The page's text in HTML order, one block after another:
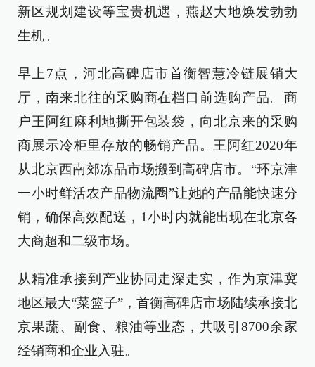
新区规划建设等宝贵机遇，燕赵大地焕发勃勃
生机。
早上7点，河北高碑店市首衡智慧冷链展销大
厅，南来北往的采购商在档口前选购产品。商
户王阿红麻利地撕开包装袋，向北京来的采购
商展示冷柜里存放的畅销产品。王阿红2020年
从北京西南郊冻品市场搬到高碑店市。“环京津
一小时鲜活农产品物流圈”让她的产品能快速分
销，确保高效配送，1小时内就能出现在北京各
大商超和二级市场。
从精准承接到产业协同走深走实，作为京津冀
地区最大“菜篮子”，首衡高碑店市场陆续承接北
京果蔬、副食、粮油等业态，共吸引8700余家
经销商和企业入驻。